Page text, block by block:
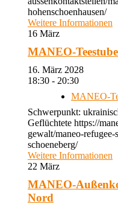
hohenschoenhausen/
Weitere Informationen
16 März
MANEO-
16. März 2028
18:30 - 20:30
MANEO-
Schwerpunkt:
Geflüchtete https://
gewalt/maneo-refugee-
schoeneberg/
Weitere Informationen
22 März
MANEO-
Nord